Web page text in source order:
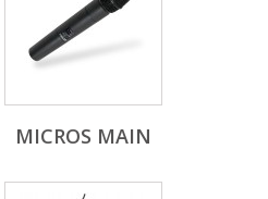
MICROS MAIN